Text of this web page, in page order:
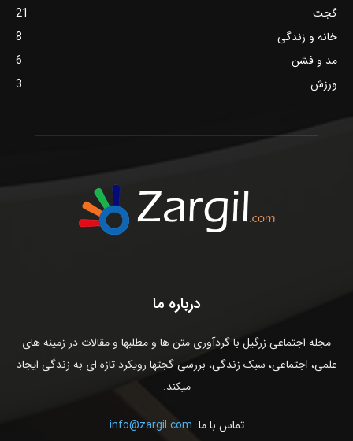
گجت
21
خانه و زندگی
8
مد و فشن
6
ورزش
3
درباره ما
مجله اجتماعی زرگیل با گردآوری متن ها و مطلبها و مقالات در زمینه های
علمی، اجتماعی، سبک زندگی، بررسی گجتها رویکرد تازه ای به زندگی ایجاد
میکند.
تماس با ما: info@zargil.com